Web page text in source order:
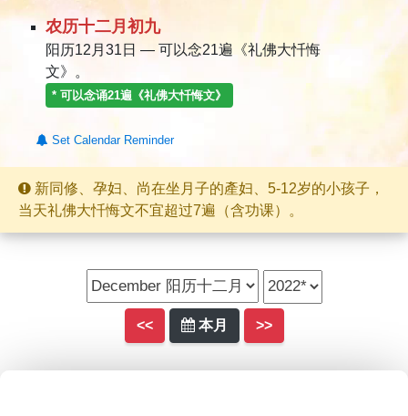
农历十二月初九
阳历12月31日 — 可以念21遍《礼佛大忏悔
文》。
* 可以念诵21遍《礼佛大忏悔文》
Set Calendar Reminder
新同修、孕妇、尚在坐月子的產妇、5-12岁的小孩子，
当天礼佛大忏悔文不宜超过7遍（含功课）。
<< 本月 >>